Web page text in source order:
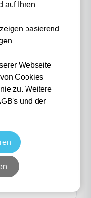
Sun
auf Ihren
basierend
Webseite
Cookies
zu. Weitere
und der